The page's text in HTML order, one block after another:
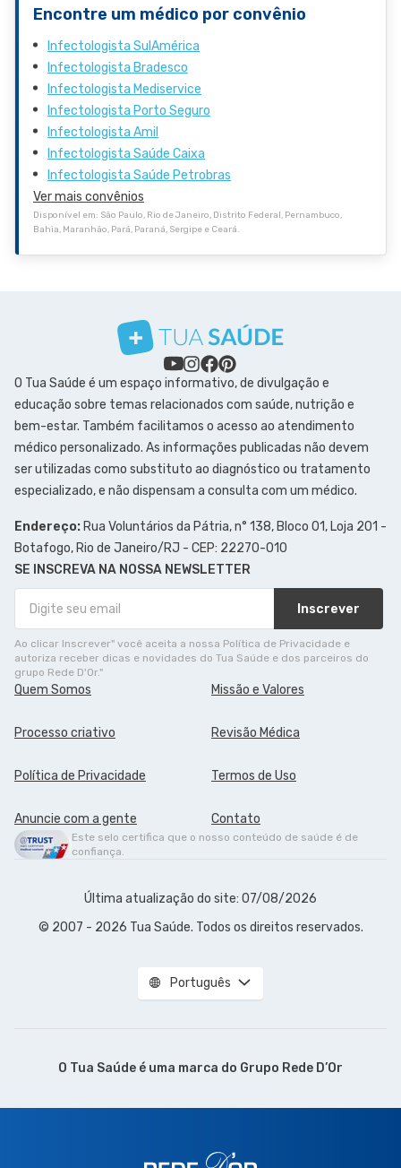
Encontre um médico por convênio
Infectologista SulAmérica
Infectologista Bradesco
Infectologista Mediservice
Infectologista Porto Seguro
Infectologista Amil
Infectologista Saúde Caixa
Infectologista Saúde Petrobras
Ver mais convênios
Disponível em: São Paulo, Rio de Janeiro, Distrito Federal, Pernambuco,
Bahia, Maranhão, Pará, Paraná, Sergipe e Ceará.
O Tua Saúde é um espaço informativo, de divulgação e
educação sobre temas relacionados com saúde, nutrição e
bem-estar. Também facilitamos o acesso ao atendimento
médico personalizado. As informações publicadas não devem
ser utilizadas como substituto ao diagnóstico ou tratamento
especializado, e não dispensam a consulta com um médico.
Endereço:Rua Voluntários da Pátria, n° 138, Bloco 01, Loja 201 -
Botafogo, Rio de Janeiro/RJ - CEP: 22270-010
SE INSCREVA NA NOSSA NEWSLETTER
Inscrever
Ao clicar Inscrever" você aceita a nossa Política de Privacidade e
autoriza receber dicas e novidades do Tua Saúde e dos parceiros do
grupo Rede D'Or."
Quem Somos Missão e Valores
Processo criativo Revisão Médica
Política de Privacidade Termos de Uso
Anuncie com a gente Contato
Este selo certifica que o nosso conteúdo de saúde é de
confiança.
Última atualização do site: 07/08/2026
© 2007 - 2026 Tua Saúde. Todos os direitos reservados.
Português
O Tua Saúde é uma marca do Grupo Rede D’Or